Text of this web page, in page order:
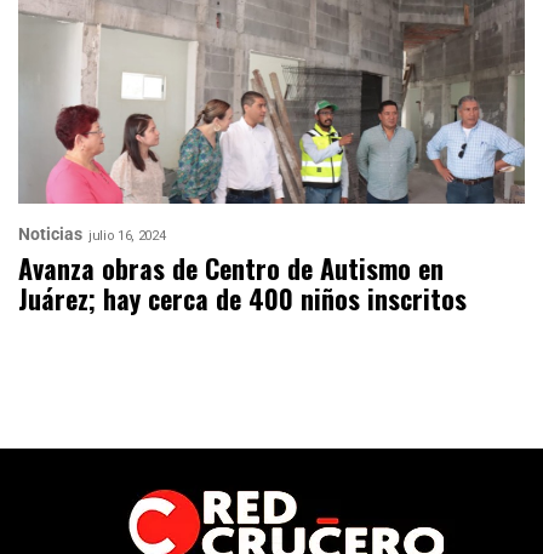
Noticias julio 16, 2024
Avanza obras de Centro de Autismo en
Juárez; hay cerca de 400 niños inscritos